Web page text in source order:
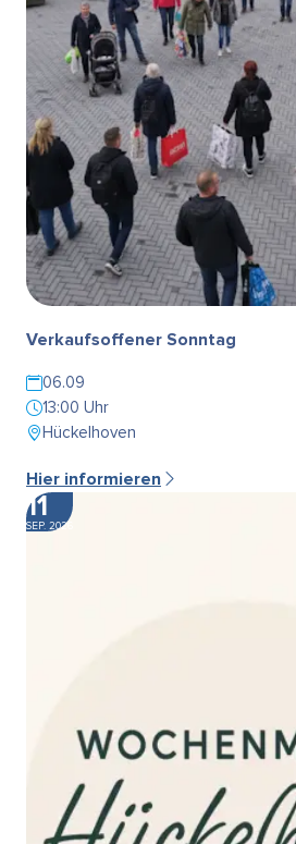
Verkaufsoffener Sonntag
06.09
13:00 Uhr
Hückelhoven
Hier informieren
11
SEP. 2026